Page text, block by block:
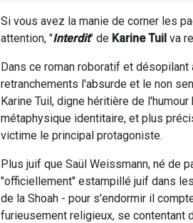
Si vous avez la manie de corner les
attention, "Interdit" de Karine Tuil va
Dans ce roman roboratif et
retranchements l'absurde et le non
Karine Tuil, digne héritière de
métaphysique identitaire, et plus
victime le principal protagoniste.
Plus juif que Saül Weissmann, né de
"officiellement" estampillé juif dans
de la Shoah - pour s'endormir il
furieusement religieux, se contentant